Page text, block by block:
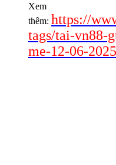
Xem
thêm: https://
tags/tai-vn88-
me-12-06-2025